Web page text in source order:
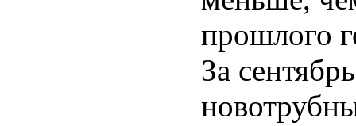
прошлого
За